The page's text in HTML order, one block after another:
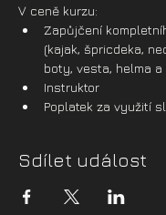
V ceně kurzu:
Zapůjčení
(kajak, špricdeka,
boty, vesta, helma a
Instruktor
Poplatek za využití
Sdílet událost